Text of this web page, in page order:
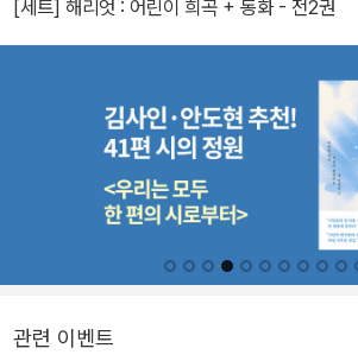
[세트] 해리엇 : 어린이 희곡 + 동화 - 전2권
관련 이벤트